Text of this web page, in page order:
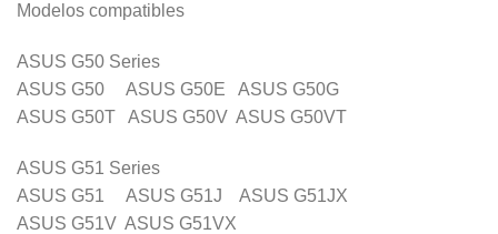
Modelos compatibles
ASUS G50 Series
ASUS G50 ASUS G50E ASUS G50G
ASUS G50T ASUS G50V ASUS G50VT
ASUS G51 Series
ASUS G51 ASUS G51J ASUS G51JX
ASUS G51V ASUS G51VX